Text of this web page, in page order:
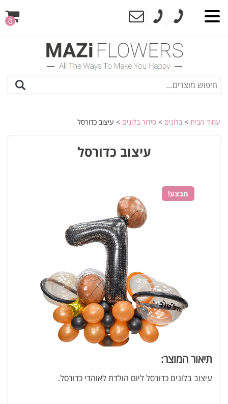
0
עמוד הבית > בלונים > סידור בלונים > עיצוב כדורסל
עיצוב כדורסל
מבצע!
תיאור המוצר:
עיצוב בלונים כדורסל ליום הולדת לאוהדי כדורסל.